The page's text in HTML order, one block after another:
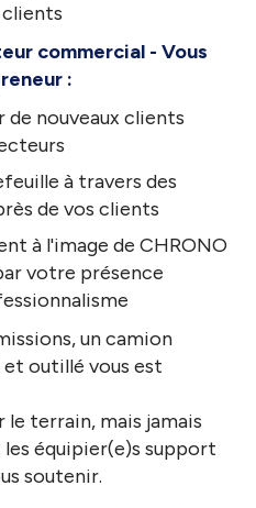
commercial - Vous
:
nouveaux clients
à travers des
de vos clients
à l'image de CHRONO
votre présence
un camion
outillé vous est
le terrain, mais jamais
équipier(e)s support
soutenir.